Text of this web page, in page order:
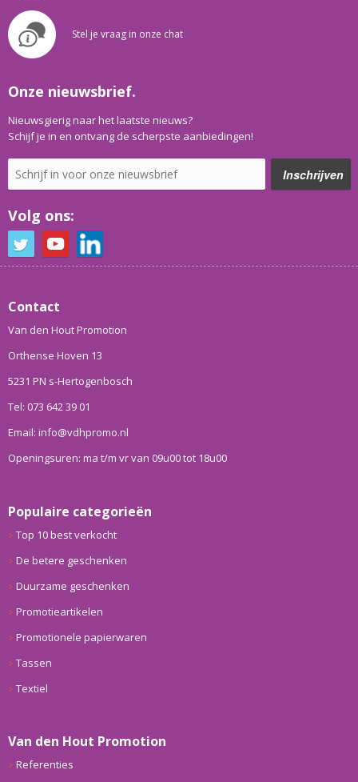
Stel je vraag in onze chat
Onze nieuwsbrief.
Nieuwsgierig naar het laatste nieuws?
Schijf je in en ontvang de scherpste aanbiedingen!
Volg ons:
Contact
Van den Hout Promotion
Orthense Hoven 13
5231 PN s-Hertogenbosch
Tel: 073 642 39 01
Email: info@vdhpromo.nl
Openingsuren: ma t/m vr van 09u00 tot 18u00
Populaire categorieën
Top 10 best verkocht
De betere geschenken
Duurzame geschenken
Promotieartikelen
Promotionele papierwaren
Tassen
Textiel
Van den Hout Promotion
Referenties